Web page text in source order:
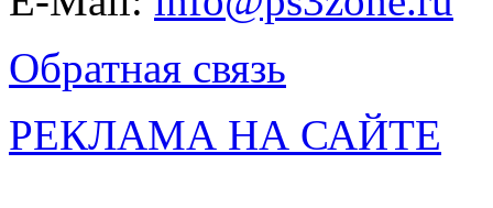
Обратная связь
РЕКЛАМА НА САЙТЕ